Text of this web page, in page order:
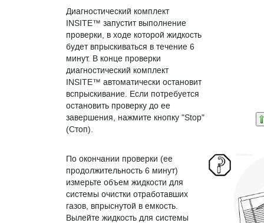
Диагностический комплект
INSITE™ запустит выполнение
проверки, в ходе которой жидкость
будет впрыскиваться в течение 6
минут. В конце проверки
диагностический комплект
INSITE™ автоматически остановит
вспрыскивание. Если потребуется
остановить проверку до ее
завершения, нажмите кнопку "Stop"
(Стоп).
По окончании проверки (ее
продолжительность 6 минут)
измерьте объем жидкости для
системы очистки отработавших
газов, впрыснутой в емкость.
Вылейте жидкость для системы